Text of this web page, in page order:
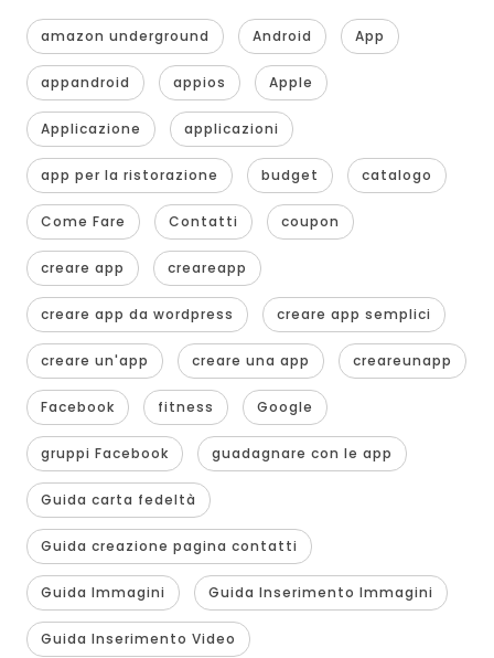
amazon underground Android App
appandroid appios Apple
Applicazione applicazioni
app per la ristorazione budget catalogo
Come Fare Contatti coupon
creare app creareapp
creare app da wordpress creare app semplici
creare un'app creare una app creareunapp
Facebook fitness Google
gruppi Facebook guadagnare con le app
Guida carta fedeltà
Guida creazione pagina contatti
Guida Immagini Guida Inserimento Immagini
Guida Inserimento Video